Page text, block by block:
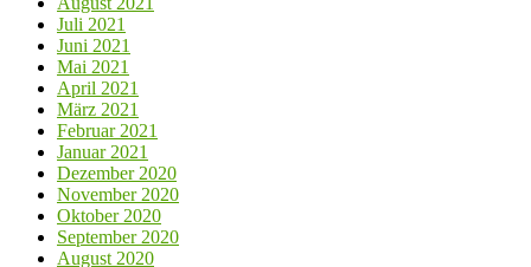
Juli 2021
Juni 2021
Mai 2021
April 2021
März 2021
Februar 2021
Januar 2021
Dezember 2020
November 2020
Oktober 2020
September 2020
August 2020